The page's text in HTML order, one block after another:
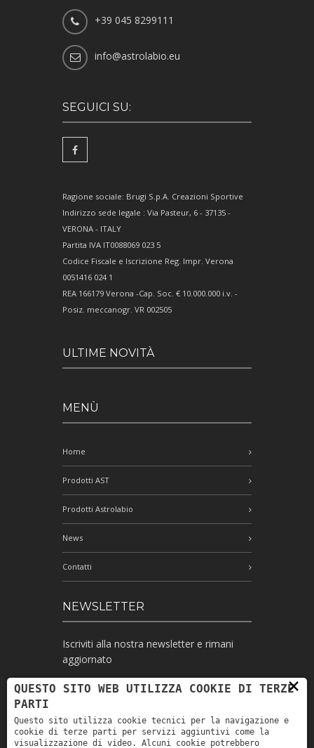
+39 045 8299111
info@astrolabio.eu
SEGUICI SU:
Ragione sociale: Brugi S.p.A. Creazioni Sportive
Indirizzo sede legale : Via Pasteur, 6 - 37135 -
VERONA - ITALY
Partita IVA IT0088069 023 5
Codice Fiscale e Iscrizione Reg. Impr. Verona
0051416 024 1
REA 166179 Verona -Cap. Soc. € 10.000.000 i.v. -
Posiz. meccanogr. VR 002505
ULTIME NOVITÀ
MENÙ
Home
Prodotti AST
Prodotti Astrolabio
News
Contatti
NEWSLETTER
Iscriviti alla nostra newsletter e rimani
aggiornato
Ho letto l'informativa e autorizzo il
trattamento dei miei dati personali per le
finalità ivi indicate *
×
QUESTO SITO WEB UTILIZZA COOKIE DI TERZE
PARTI
Questo sito utilizza cookie tecnici per la navigazione e
cookie di terze parti per servizi aggiuntivi come la
visualizzazione di video. Alcuni cookie potrebbero